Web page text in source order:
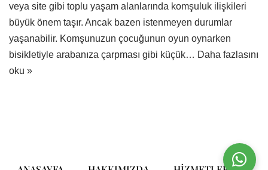
veya site gibi toplu yaşam alanlarında komşuluk ilişkileri
büyük önem taşır. Ancak bazen istenmeyen durumlar
yaşanabilir. Komşunuzun çocuğunun oyun oynarken
bisikletiyle arabanıza çarpması gibi küçük… Daha fazlasını
oku »